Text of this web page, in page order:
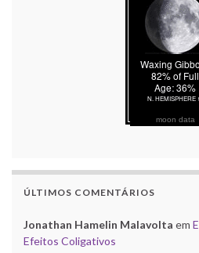
moon data
ÚLTIMOS COMENTÁRIOS
Jonathan Hamelin Malavolta em
Efeitos Coligativos